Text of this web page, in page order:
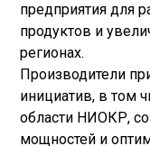
предприятия для
продуктов и
регионах.
Производители
инициатив, в том
области НИОКР,
мощностей и